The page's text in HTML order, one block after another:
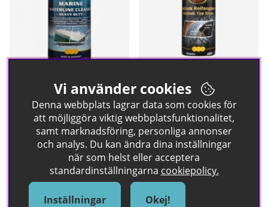
Rengöringsmedel för missfärgade
gelcoatytor vid & under
vattenlinjen.
Köp!
Autosol Wetlook Tire Shine
250 ml
Däckglans som ger en "wet look".
159 kr
Köp!
Vi använder cookies
Denna webbplats lagrar data som cookies för
att möjliggöra viktig webbplatsfunktionalitet,
samt marknadsföring, personliga annonser
och analys. Du kan ändra dina inställningar
när som helst eller acceptera
standardinställningarna cookiepolicy.
Inställningar Okej!